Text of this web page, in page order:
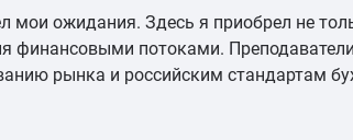
мои ожидания. Здесь я приобрел не
финансовыми потоками.
рынка и российским стандартам